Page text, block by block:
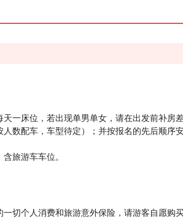
天一床位，若出现单男单女，请在出发前补房
数配车，车型待定）；并按报名的先后顺序
旅游车车位。
切个人消费和旅游意外保险，请游客自愿购